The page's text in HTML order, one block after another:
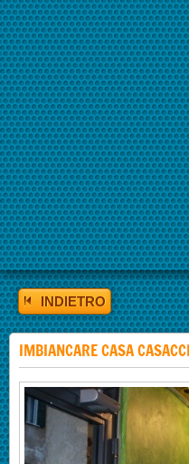
INDIETRO
IMBIANCARE CASA